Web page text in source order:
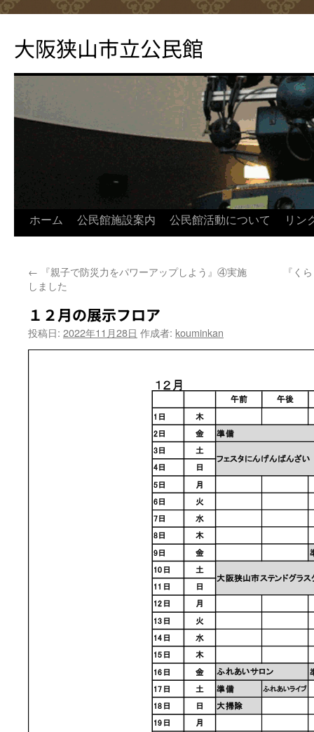
テ
ン
ッ
大阪狭山市立公民館
ホーム 公民館施設案内 公民館活動について リン
← 『親子で防災力をパワーアップしよう』④実施
しました
『く
１２月の展示フロア
投稿日: 2022年11月28日 作成者: kouminkan